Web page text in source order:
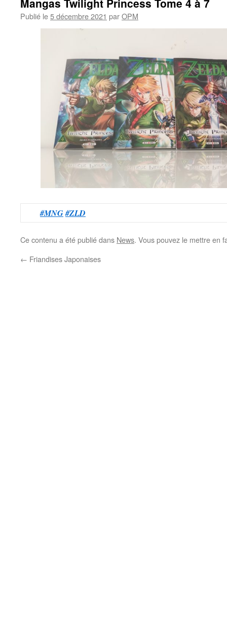
Mangas Twilight Princess Tome 4 à 7
Publié le5 décembre 2021 parOPM
#MNG#ZLD
Ce contenu a été publié dans News. Vous pouvez le mettre en
← Friandises Japonaises